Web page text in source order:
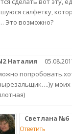
салфетку,
Это возможно?
Наталия
моих
Светлана №6
Ответить